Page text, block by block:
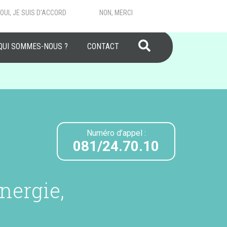
OUI, JE SUIS D'ACCORD NON, MERCI
SOMMES-NOUS ? CONTACT RECHERCHER
Numéro d’appel :
081/24.70.10